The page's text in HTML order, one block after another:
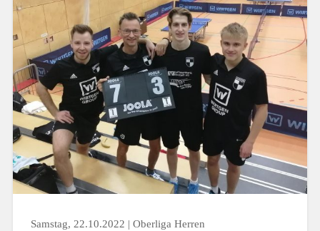
Samstag, 22.10.2022 | Oberliga Herren